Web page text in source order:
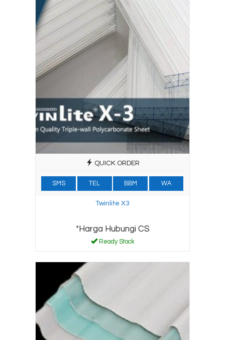
QUICK ORDER
SMS TEL BBM WA
Twinlite X3
*Harga Hubungi CS
Ready Stock